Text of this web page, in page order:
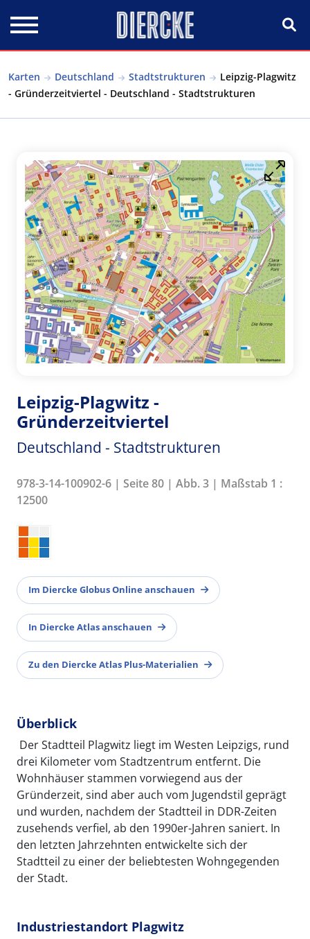
Karten Deutschland Stadtstrukturen
Leipzig-Plagwitz
- Gründerzeitviertel - Deutschland - Stadtstrukturen
Leipzig-Plagwitz -
Gründerzeitviertel
Deutschland - Stadtstrukturen
978-3-14-100902-6 | Seite 80 | Abb. 3 | Maßstab 1 :
12500
Im Diercke Globus Online anschauen
In Diercke Atlas anschauen
Zu den Diercke Atlas Plus-Materialien
Überblick
Der Stadtteil Plagwitz liegt im Westen Leipzigs, rund
drei Kilometer vom Stadtzentrum entfernt. Die
Wohnhäuser stammen vorwiegend aus der
Gründerzeit, sind aber auch vom Jugendstil geprägt
und wurden, nachdem der Stadtteil in DDR-Zeiten
zusehends verfiel, ab den 1990er-Jahren saniert. In
den letzten Jahrzehnten entwickelte sich der
Stadtteil zu einer der beliebtesten Wohngegenden
der Stadt.
Industriestandort Plagwitz